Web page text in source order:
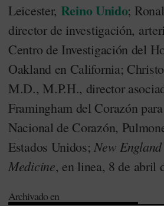
Leicester, Reino Unido;
director de investigación,
Centro de Investigación del
Oakland en California;
M.D., M.P.H., director
Framingham del Corazón
Nacional de Corazón,
Estados Unidos;New
Medicine, en linea, 8 de abril
Archivado en